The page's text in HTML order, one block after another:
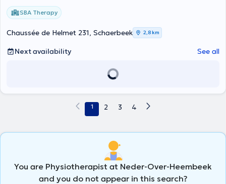
SBA Therapy
Chaussée de Helmet 231, Schaerbeek 2,8 km
Next availability See all
1 2 3 4
You are Physiotherapist at Neder-Over-Heembeek
and you do not appear in this search?